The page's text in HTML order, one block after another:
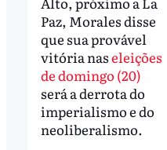
Paz, Morales disse
que sua provável
vitória naseleições
de domingo (20)
será a derrota do
imperialismo e do
neoliberalismo.